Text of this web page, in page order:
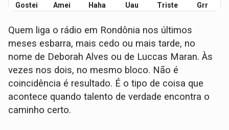
Gostei Amei Haha Uau Triste Grr
Quem liga o rádio em Rondônia nos últimos
meses esbarra, mais cedo ou mais tarde, no
nome de Deborah Alves ou de Luccas Maran. Às
vezes nos dois, no mesmo bloco. Não é
coincidência é resultado. É o tipo de coisa que
acontece quando talento de verdade encontra o
caminho certo.